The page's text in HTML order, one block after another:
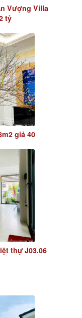
Vượng Villa
tỷ
giá 40
thự J03.06